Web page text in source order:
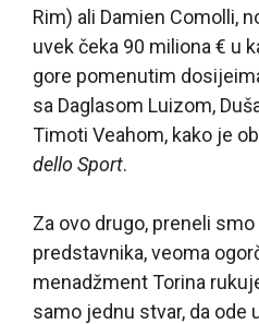
Rim) ali Damien Comolli,
uvek čeka 90 miliona € u
gore pomenutim
sa Daglasom Luizom,
Timoti Veahom, kako je
dello Sport.
Za ovo drugo, preneli
predstavnika, veoma
menadžment Torina
samo jednu stvar, da ode